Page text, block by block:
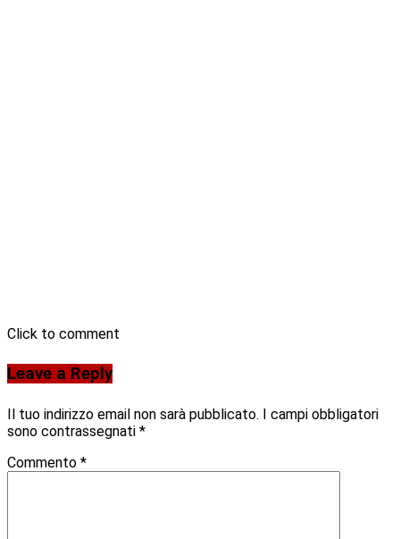
Click to comment
Leave a Reply
Il tuo indirizzo email non sarà pubblicato.
I campi obbligatori
sono contrassegnati *
Commento *